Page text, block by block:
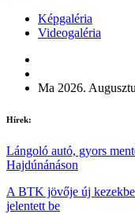
Képgaléria
Videogaléria
Ma 2026.
Hírek:
Lángoló autó, gyors
Hajdúnánáson
A BTK jövője új
jelentett be